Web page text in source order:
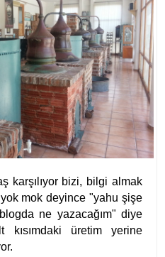
karşılıyor bizi, bilgi almak
mok deyince "yahu şişe
ne yazacağım" diye
üretim yerine